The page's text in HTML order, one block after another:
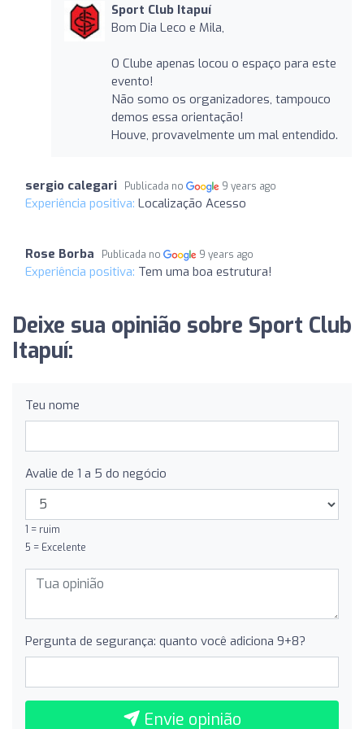
Sport Club Itapuí
Bom Dia Leco e Mila,
O Clube apenas locou o espaço para este
evento!
Não somo os organizadores, tampouco
demos essa orientação!
Houve, provavelmente um mal entendido.
sergio calegari Publicada no 9 years ago
Experiência positiva: Localização Acesso
Rose Borba Publicada no 9 years ago
Experiência positiva: Tem uma boa estrutura!
Deixe sua opinião sobre Sport Club
Itapuí:
Teu nome
Avalie de 1 a 5 do negócio
1 = ruim
5 = Excelente
Pergunta de segurança: quanto você adiciona 9+8?
Envie opinião